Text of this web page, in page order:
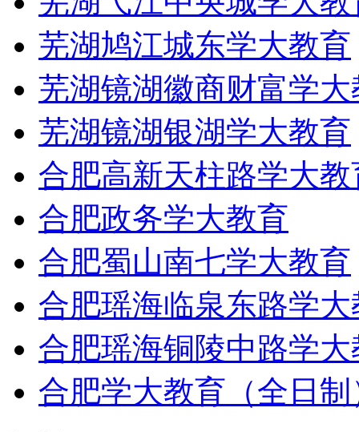
芜湖鸠江城东学大教育
芜湖镜湖徽商财富学大
芜湖镜湖银湖学大教育
合肥高新天柱路学大教
合肥政务学大教育
合肥蜀山南七学大教育
合肥瑶海临泉东路学大
合肥瑶海铜陵中路学大
合肥学大教育（全日制